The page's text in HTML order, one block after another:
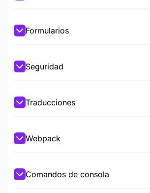
Formularios
Seguridad
Traducciones
Webpack
Comandos de consola